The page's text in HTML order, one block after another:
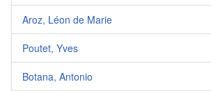
Aroz, Léon de Marie
Poutet, Yves
Botana, Antonio